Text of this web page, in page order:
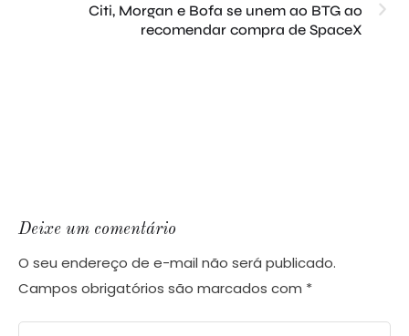
Citi, Morgan e Bofa se unem ao BTG ao
recomendar compra de SpaceX
Deixe um comentário
O seu endereço de e-mail não será publicado.
Campos obrigatórios são marcados com *